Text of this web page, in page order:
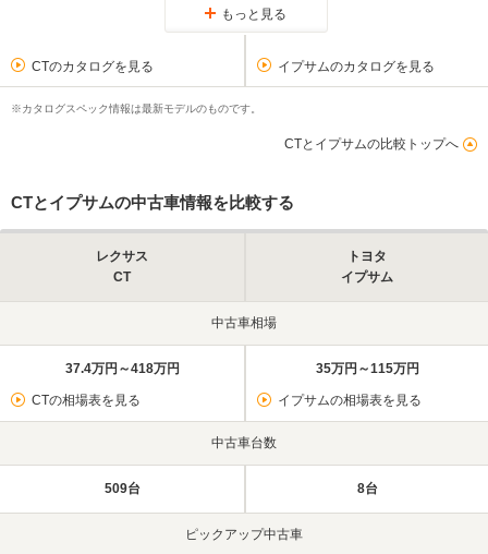
もっと見る
CTのカタログを見る イプサムのカタログを見る
※カタログスペック情報は最新モデルのものです。
CTとイプサムの比較トップへ
CTとイプサムの中古車情報を比較する
レクサス
CT
トヨタ
イプサム
中古車相場
37.4万円～418万円
CTの相場表を見る
35万円～115万円
イプサムの相場表を見る
中古車台数
509台 8台
ピックアップ中古車